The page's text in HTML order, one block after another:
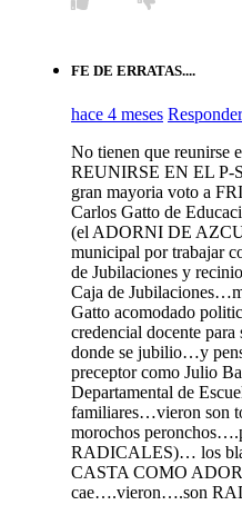
FE DE ERRATAS....
hace 4 meses Responder
No tienen que
REUNIRSE EN EL P-
gran mayoria voto a
Carlos Gatto de
(el ADORNI DE
municipal por trabajar
de Jubilaciones y
Caja de
Gatto acomodado
credencial docente
donde se jubilio…y
preceptor como Julio
Departamental de
familiares…vieron son
morochos
RADICALES)… los
CASTA COMO
cae….vieron….son